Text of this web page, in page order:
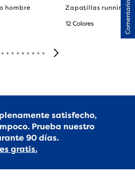
hombre Zapatillas running
12 Colores
satisfecho,
Prueba nuestro
90 días.
gratis.
Comentarios